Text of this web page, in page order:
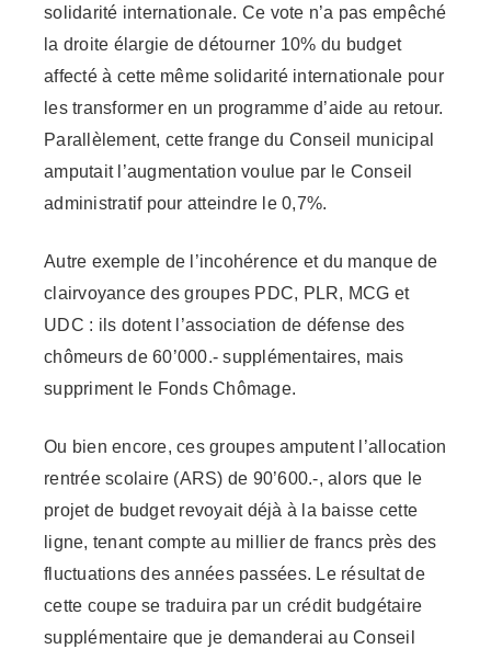
solidarité internationale. Ce vote n’a pas empêché
la droite élargie de détourner 10% du budget
affecté à cette même solidarité internationale pour
les transformer en un programme d’aide au retour.
Parallèlement, cette frange du Conseil municipal
amputait l’augmentation voulue par le Conseil
administratif pour atteindre le 0,7%.
Autre exemple de l’incohérence et du manque de
clairvoyance des groupes PDC, PLR, MCG et
UDC : ils dotent l’association de défense des
chômeurs de 60’000.- supplémentaires, mais
suppriment le Fonds Chômage.
Ou bien encore, ces groupes amputent l’allocation
rentrée scolaire (ARS) de 90’600.-, alors que le
projet de budget revoyait déjà à la baisse cette
ligne, tenant compte au millier de francs près des
fluctuations des années passées. Le résultat de
cette coupe se traduira par un crédit budgétaire
supplémentaire que je demanderai au Conseil